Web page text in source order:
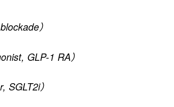
）
GLP-1 RA）
）